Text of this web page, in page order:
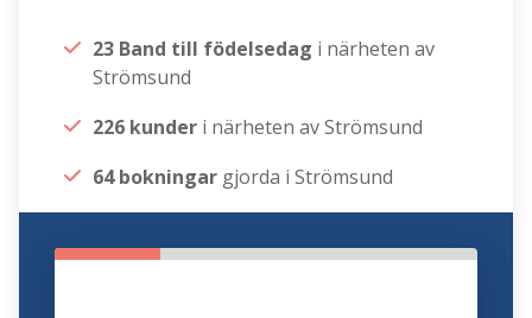
23 Band till födelsedag i närheten av
Strömsund
226 kunder i närheten av Strömsund
64 bokningar gjorda i Strömsund